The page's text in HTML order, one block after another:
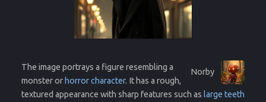
Norby
The image portrays a figure resembling a
monster orhorror character. It has a rough,
textured appearance with sharp features such as large teeth